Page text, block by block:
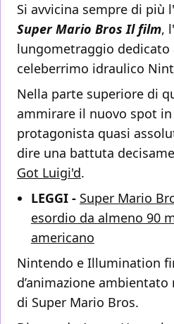
Si avvicina sempre di più
Super Mario Bros Il film,
lungometraggio dedicato
celeberrimo idraulico
Nella parte superiore di
ammirare il nuovo spot
protagonista quasi
dire una battuta
Got Luigi'd.
LEGGI - Super Mario
esordio da almeno 90
americano
Nintendo e Illumination
d’animazione
di Super Mario Bros.